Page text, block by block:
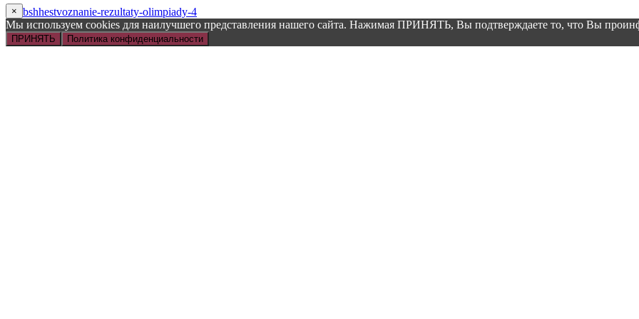
×
Мы используем cookies для наилучшего представления нашего сайта. Нажимая ПРИНЯТЬ, Вы подтверждаете то, что Вы
ПРИНЯТЬ Политика конфиденциальности